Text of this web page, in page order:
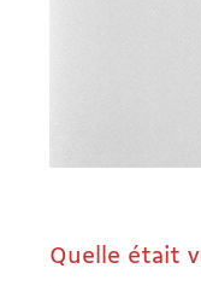
Quelle était